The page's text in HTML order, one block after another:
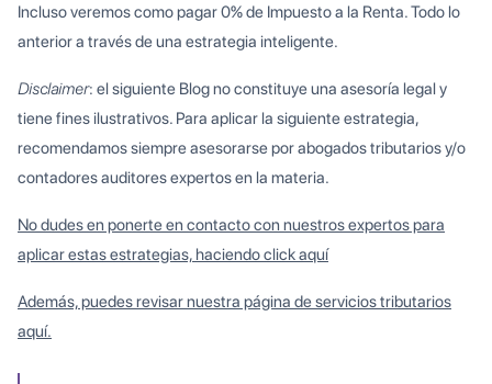
Incluso veremos como pagar 0% de Impuesto a la Renta. Todo lo
anterior a través de una estrategia inteligente.
Disclaimer: el siguiente Blog no constituye una asesoría legal y
tiene fines ilustrativos. Para aplicar la siguiente estrategia,
recomendamos siempre asesorarse por abogados tributarios y/o
contadores auditores expertos en la materia.
No dudes en ponerte en contacto con nuestros expertos para
aplicar estas estrategias, haciendo click aquí
Además, puedes revisar nuestra página de servicios tributarios
aquí.